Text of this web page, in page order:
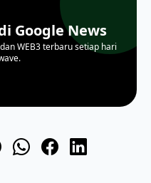
Google News
WEB3 terbaru setiap hari